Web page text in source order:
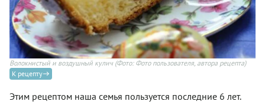
Волокнистый и воздушный кулич(Фото: Фото пользователя, автора рецепта)
К рецепту
Этим рецептом наша семья пользуется последние 6 лет.